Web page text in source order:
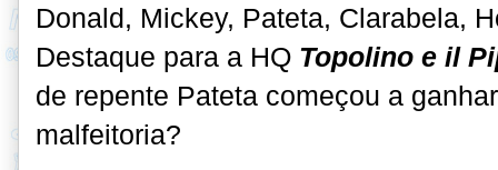
Donald, Mickey, Pateta, Clarabela,
Destaque para a HQ Topolino e il
de repente Pateta começou a
malfeitoria?